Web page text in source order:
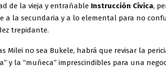
de la vieja y entrañable Instrucción Cívica,
a la secundaria y a lo elemental para no
trepidante.
Milei no sea Bukele, habrá que revisar la
y la “muñeca” imprescindibles para una